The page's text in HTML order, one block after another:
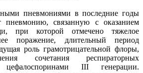
пневмониями в последние годы
связанную с оказанием
при которой отмечено тяжелое
поражение, длительный период
роль грамотрицательной флоры,
сочетания респираторных
III генерации.